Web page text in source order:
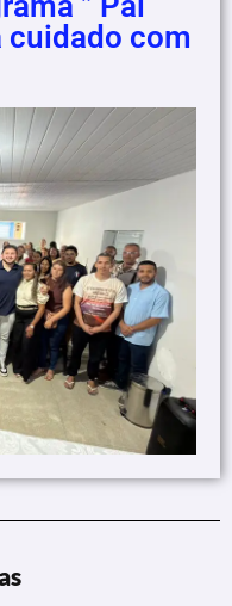
cuidado com